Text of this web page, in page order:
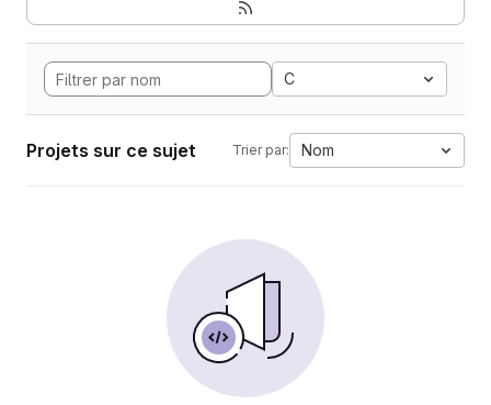
C
Projets sur ce sujet Trier par: Nom